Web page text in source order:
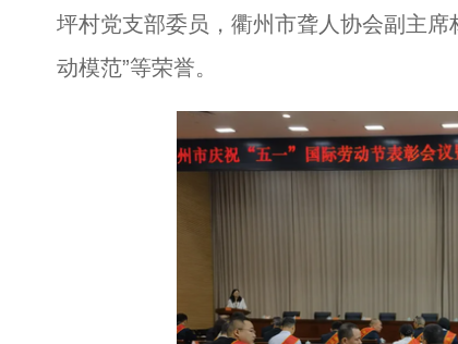
坪村党支部委员，衢州市聋人协会副主席
动模范”等荣誉。